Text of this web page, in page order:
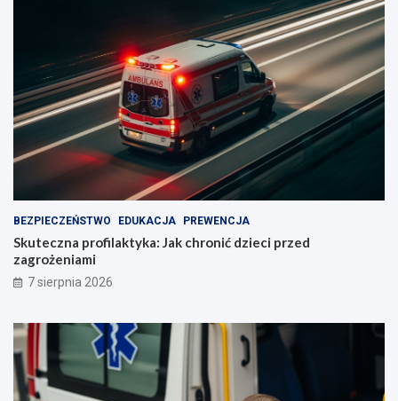
BEZPIECZEŃSTWO EDUKACJA PREWENCJA
Skuteczna profilaktyka: Jak chronić dzieci przed
zagrożeniami
7 sierpnia 2026